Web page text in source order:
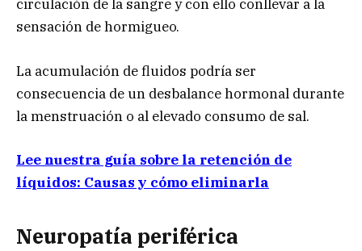
circulación de la sangre y con ello conllevar a la
sensación de hormigueo.
La acumulación de fluidos podría ser
consecuencia de un desbalance hormonal durante
la menstruación o al elevado consumo de sal.
Lee nuestra guía sobre la retención de
líquidos: Causas y cómo eliminarla
Neuropatía periférica